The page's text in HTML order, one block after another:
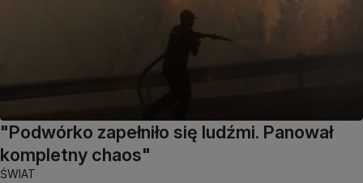
"Podwórko zapełniło się ludźmi. Panował
kompletny chaos"
ŚWIAT